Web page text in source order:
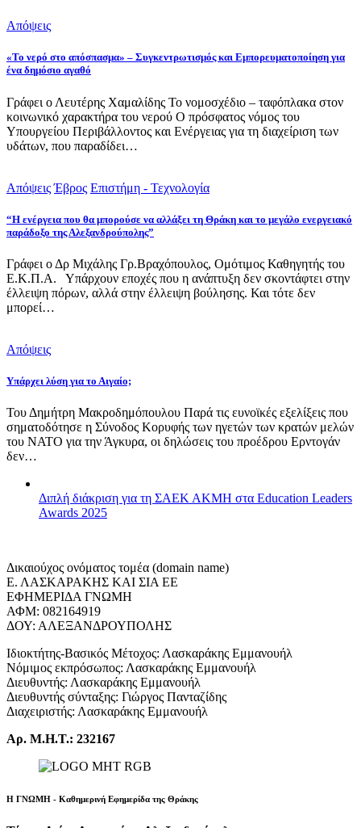
Απόψεις
«Το νερό στο απόσπασμα» – Συγκεντρωτισμός και Εμπορευματοποίηση για
ένα δημόσιο αγαθό
Γράφει ο Λευτέρης Χαμαλίδης Το νομοσχέδιο – ταφόπλακα στον
κοινωνικό χαρακτήρα του νερού Ο πρόσφατος νόμος του
Υπουργείου Περιβάλλοντος και Ενέργειας για τη διαχείριση των
υδάτων, που παραδίδει…
Απόψεις Έβρος Επιστήμη - Τεχνολογία
“Η ενέργεια που θα μπορούσε να αλλάξει τη Θράκη και το μεγάλο ενεργειακό
παράδοξο της Αλεξανδρούπολης”
Γράφει ο Δρ Μιχάλης Γρ.Βραχόπουλος, Ομότιμος Καθηγητής του
Ε.Κ.Π.Α. Υπάρχουν εποχές που η ανάπτυξη δεν σκοντάφτει στην
έλλειψη πόρων, αλλά στην έλλειψη βούλησης. Και τότε δεν
μπορεί…
Απόψεις
Υπάρχει λύση για το Αιγαίο;
Του Δημήτρη Μακροδημόπουλου Παρά τις ευνοϊκές εξελίξεις που
σηματοδότησε η Σύνοδος Κορυφής των ηγετών των κρατών μελών
του ΝΑΤΟ για την Άγκυρα, οι δηλώσεις του προέδρου Ερντογάν
δεν…
Διπλή διάκριση για τη ΣΑΕΚ ΑΚΜΗ στα Education Leaders
Awards 2025
Δικαιούχος ονόματος τομέα (domain name)
Ε. ΛΑΣΚΑΡΑΚΗΣ ΚΑΙ ΣΙΑ ΕΕ
ΕΦΗΜΕΡΙΔΑ ΓΝΩΜΗ
ΑΦΜ: 082164919
ΔΟΥ: ΑΛΕΞΑΝΔΡΟΥΠΟΛΗΣ
Ιδιοκτήτης-Βασικός Μέτοχος: Λασκαράκης Εμμανουήλ
Νόμιμος εκπρόσωπος: Λασκαράκης Εμμανουήλ
Διευθυντής: Λασκαράκης Εμμανουήλ
Διευθυντής σύνταξης: Γιώργος Πανταζίδης
Διαχειριστής: Λασκαράκης Εμμανουήλ
Αρ. Μ.Η.Τ.: 232167
Η ΓΝΩΜΗ - Καθημερινή Εφημερίδα της Θράκης